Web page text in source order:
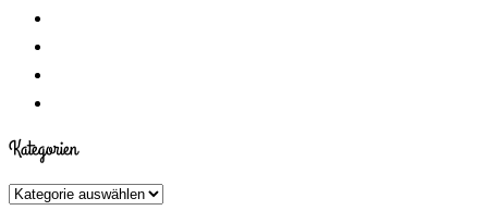
Kategorien
Kategorien